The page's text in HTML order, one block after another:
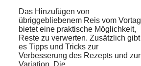
Das Hinzufügen von
übriggebliebenem Reis vom Vortag
bietet eine praktische Möglichkeit,
Reste zu verwerten. Zusätzlich gibt
es Tipps und Tricks zur
Verbesserung des Rezepts und zur
Variation. Die